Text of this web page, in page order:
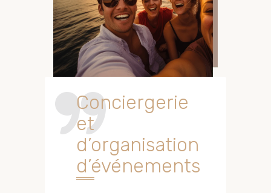
Conciergerie
et
d’organisation
d’événements